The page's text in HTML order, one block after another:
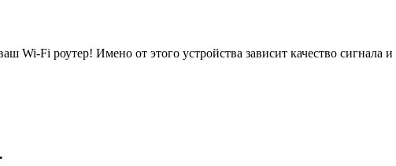
Wi-Fi роутер! Имено от этого устройства зависит качество